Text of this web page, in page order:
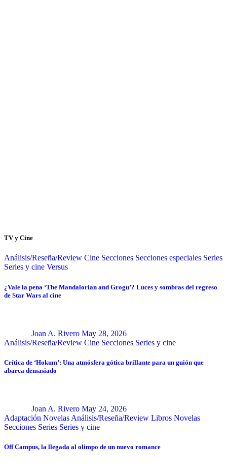
TV y Cine
Análisis/Reseña/Review Cine Secciones Secciones especiales Series
Series y cine Versus
¿Vale la pena ‘The Mandalorian and Grogu’? Luces y sombras del regreso
de Star Wars al cine
Joan A. Rivero May 28, 2026
Análisis/Reseña/Review Cine Secciones Series y cine
Crítica de ‘Hokum’: Una atmósfera gótica brillante para un guión que
abarca demasiado
Joan A. Rivero May 24, 2026
Adaptación Novelas Análisis/Reseña/Review Libros Novelas
Secciones Series Series y cine
Off Campus, la llegada al olimpo de un nuevo romance